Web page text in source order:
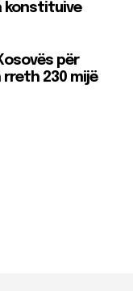
konstituive
për
230 mijë